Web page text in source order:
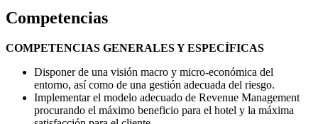
Competencias
COMPETENCIAS GENERALES Y ESPECÍFICAS
Disponer de una visión macro y micro-económica del
entorno, así como de una gestión adecuada del riesgo.
Implementar el modelo adecuado de Revenue Management
procurando el máximo beneficio para el hotel y la máxima